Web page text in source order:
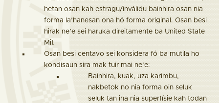
hetan osan kah estragu/inválidu bainhira osan nia
forma la’hanesan ona hó forma original. Osan besi
hirak ne’e sei haruka direitamente ba United State
Mit
Osan besi centavo sei konsidera fó ba mutila ho
kondisaun sira mak tuir mai ne’e:
Bainhira, kuak, uza karimbu,
nakbetok no nia forma oin seluk
seluk tan iha nia superfísie kah todan